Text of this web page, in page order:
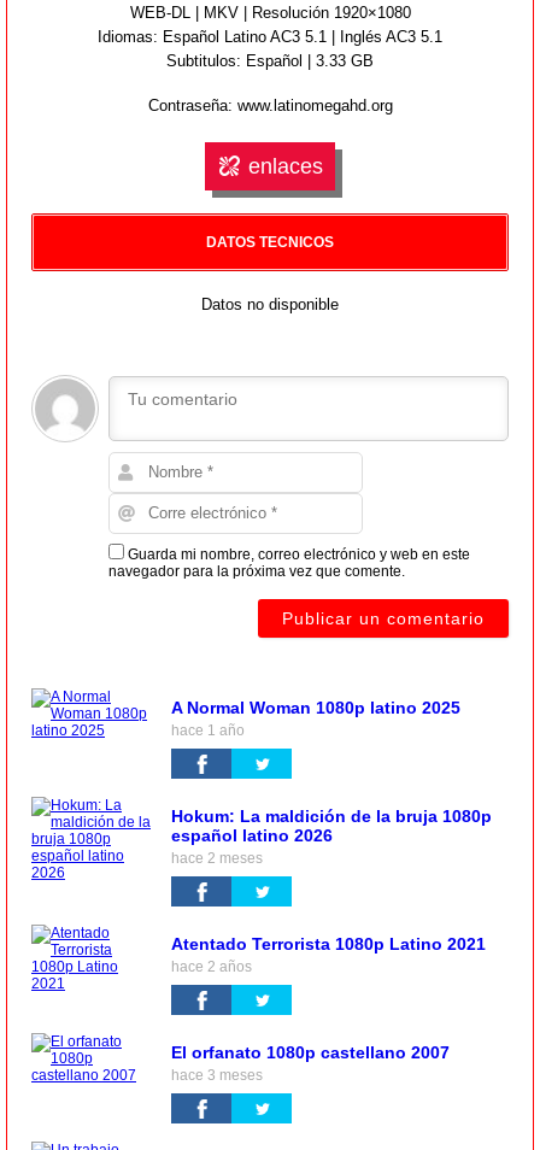
WEB-DL | MKV | Resolución 1920×1080
Idiomas: Español Latino AC3 5.1 | Inglés AC3 5.1
Subtitulos: Español | 3.33 GB
Contraseña: www.latinomegahd.org
enlaces
DATOS TECNICOS
Datos no disponible
Guarda mi nombre, correo electrónico y web en este
navegador para la próxima vez que comente.
A Normal Woman 1080p latino 2025
hace 1 año
Hokum: La maldición de la bruja 1080p
español latino 2026
hace 2 meses
Atentado Terrorista 1080p Latino 2021
hace 2 años
El orfanato 1080p castellano 2007
hace 3 meses